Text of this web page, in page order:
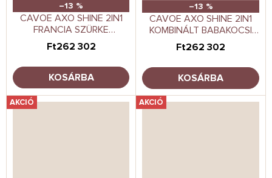
–13 %
CAVOE AXO SHINE 2IN1
FRANCIA SZÜRKE
KOMBINÁLT BABAKOCSI
Ft262 302
KOSÁRBA
–13 %
CAVOE AXO SHINE 2IN1
KOMBINÁLT BABAKOCSI
BOHO GREEN
Ft262 302
KOSÁRBA
AKCIÓ AKCIÓ